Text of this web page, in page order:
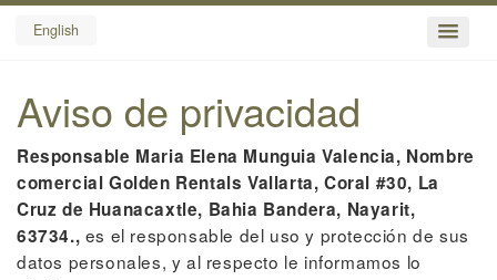
English
Aviso de privacidad
Responsable Maria Elena Munguia Valencia, Nombre
comercial Golden Rentals Vallarta, Coral #30, La
Cruz de Huanacaxtle, Bahia Bandera, Nayarit,
63734., es el responsable del uso y protección de sus
datos personales, y al respecto le informamos lo